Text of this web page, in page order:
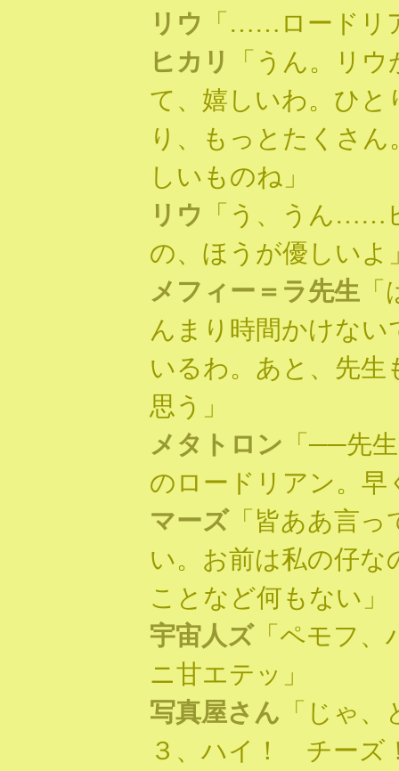
リウ
「……ロードリ
ヒカリ
「うん。リ
て、嬉しいわ。ひ
り、もっとたくさ
しいものね」
リウ
「う、うん
の、ほうが優しいよ
メフィー＝ラ先生
んまり時間かけな
いるわ。あと、先
思う」
メタトロン 「──先
のロードリアン。早
マーズ「皆ああ言っ
い。お前は私の仔な
ことなど何もない」
宇宙人ズ「ペモフ、
ニ甘エテッ」
写真屋さん 「じゃ
３、ハイ！ チーズ